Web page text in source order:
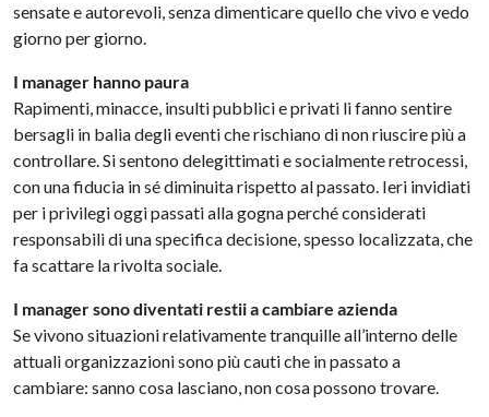
sensate e autorevoli, senza dimenticare quello che vivo e vedo
giorno per giorno.
I manager hanno paura
Rapimenti, minacce, insulti pubblici e privati li fanno sentire
bersagli in balia degli eventi che rischiano di non riuscire più a
controllare. Si sentono delegittimati e socialmente retrocessi,
con una fiducia in sé diminuita rispetto al passato. Ieri invidiati
per i privilegi oggi passati alla gogna perché considerati
responsabili di una specifica decisione, spesso localizzata, che
fa scattare la rivolta sociale.
I manager sono diventati restii a cambiare azienda
Se vivono situazioni relativamente tranquille all’interno delle
attuali organizzazioni sono più cauti che in passato a
cambiare: sanno cosa lasciano, non cosa possono trovare.